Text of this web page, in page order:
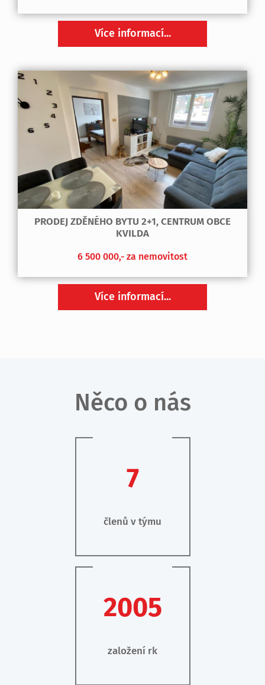
Více informací...
PRODEJ ZDĚNÉHO BYTU 2+1, CENTRUM OBCE
KVILDA
6 500 000,- za nemovitost
Více informací...
Něco o nás
7
členů v týmu
2005
založení rk